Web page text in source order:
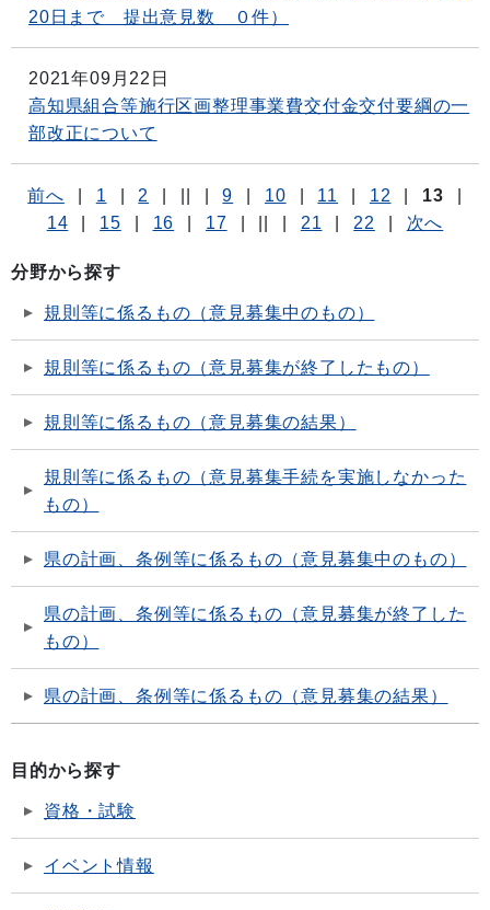
20日まで 提出意見数 ０件）
2021年09月22日
高知県組合等施行区画整理事業費交付金交付要綱の一
部改正について
前へ 1 2 9 10 11 12 13
14
15 16 17 21 22 次へ
分野から探す
規則等に係るもの（意見募集中のもの）
規則等に係るもの（意見募集が終了したもの）
規則等に係るもの（意見募集の結果）
規則等に係るもの（意見募集手続を実施しなかった
もの）
県の計画、条例等に係るもの（意見募集中のもの）
県の計画、条例等に係るもの（意見募集が終了した
もの）
県の計画、条例等に係るもの（意見募集の結果）
目的から探す
資格・試験
イベント情報